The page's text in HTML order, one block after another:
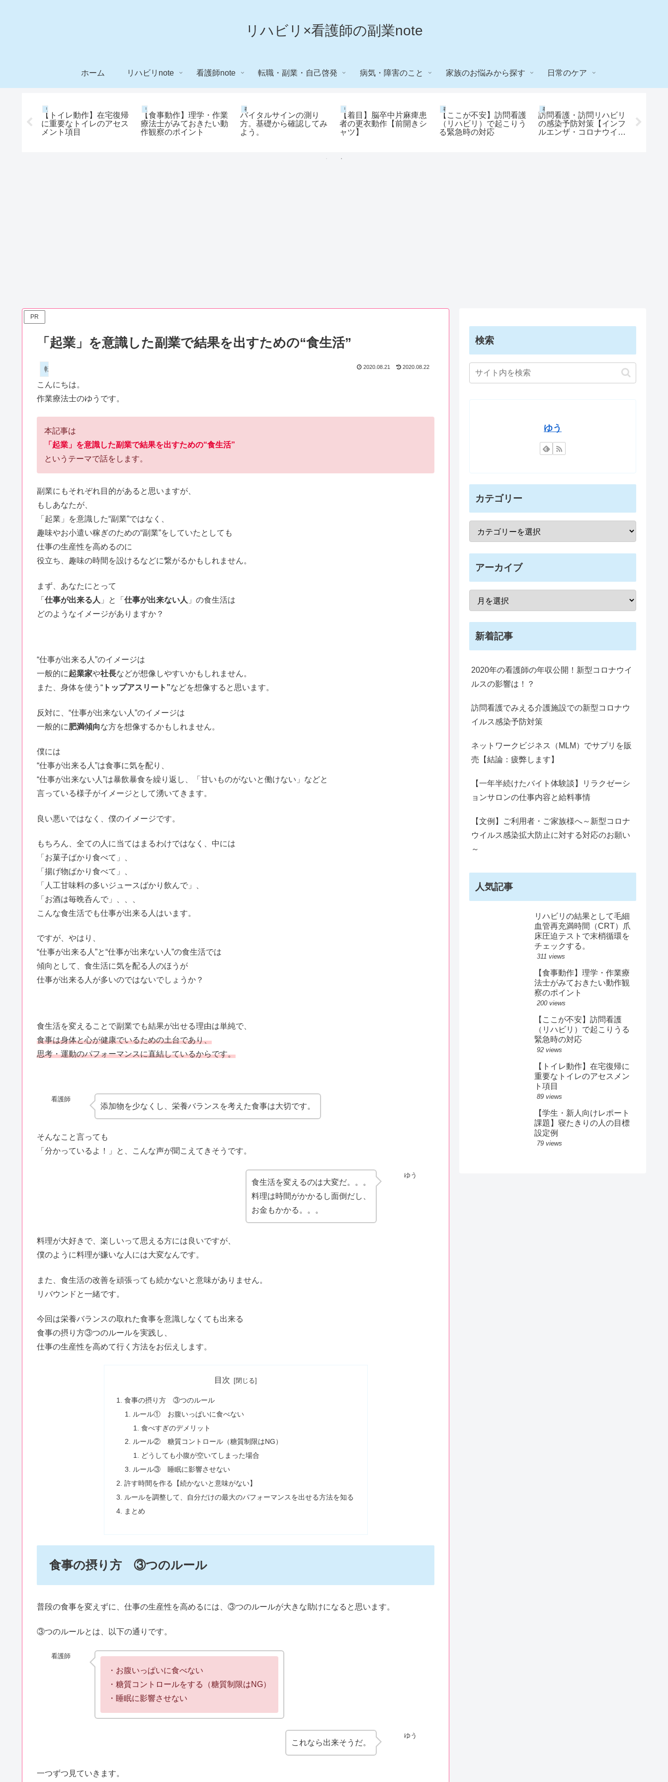
リハビリ×看護師の副業note
ホーム リハビリnote 看護師note 転職・副業・自己啓発 病気・障害のこと 家族のお悩みから探す 日常のケア
リハビリnote
【トイレ動作】在宅復帰
に重要なトイレのアセス
メント項目
リハビリnote
【食事動作】理学・作業
療法士がみておきたい動
作観察のポイント
看護師note
バイタルサインの測り
方。基礎から確認してみ
よう。
リハビリnote
【着目】脳卒中片麻痺患
者の更衣動作【前開きシ
ャツ】
看護師note
【ここが不安】訪問看護
（リハビリ）で起こりう
る緊急時の対応
看護師note
訪問看護・訪問リハビリ
の感染予防対策【インフ
ルエンザ・コロナウイル
Rの結
PR
「起業」を意識した副業で結果を出すための“食生活”
転職・副業・自己啓発 2020.08.21 2020.08.22
こんにちは。
作業療法士のゆうです。
本記事は
「起業」を意識した副業で結果を出すための“食生活”
というテーマで話をします。
副業にもそれぞれ目的があると思いますが、
もしあなたが、
「起業」を意識した“副業”ではなく、
趣味やお小遣い稼ぎのための“副業”をしていたとしても
仕事の生産性を高めるのに
役立ち、趣味の時間を設けるなどに繋がるかもしれません。
まず、あなたにとって
「 仕事が出来る人 」と「 仕事が出来ない人 」の食生活は
どのようなイメージがありますか？
“仕事が出来る人”のイメージは
一般的に起業家や社長などが想像しやすいかもしれません。
また、身体を使う“ トップアスリート”などを想像すると思います。
反対に、“仕事が出来ない人”のイメージは
一般的に肥満傾向な方を想像するかもしれません。
僕には
“仕事が出来る人”は食事に気を配り、
“仕事が出来ない人”は暴飲暴食を繰り返し、「甘いものがないと働けない」などと
言っている様子がイメージとして湧いてきます。
良い悪いではなく、僕のイメージです。
もちろん、全ての人に当てはまるわけではなく、中には
「お菓子ばかり食べて」、
「揚げ物ばかり食べて」、
「人工甘味料の多いジュースばかり飲んで」、
「お酒は毎晩呑んで」、、、
こんな食生活でも仕事が出来る人はいます。
ですが、やはり、
“仕事が出来る人”と“仕事が出来ない人”の食生活では
傾向として、食生活に気を配る人のほうが
仕事が出来る人が多いのではないでしょうか？
食生活を変えることで副業でも結果が出せる理由は単純で、
食事は身体と心が健康でいるための土台であり、
思考・運動のパフォーマンスに直結しているからです。
看護師
添加物を少なくし、栄養バランスを考えた食事は大切です。
そんなこと言っても
「分かっているよ！」と、こんな声が聞こえてきそうです。
ゆう
食生活を変えるのは大変だ。。。
料理は時間がかかるし面倒だし、
お金もかかる。。。
料理が大好きで、楽しいって思える方には良いですが、
僕のように料理が嫌いな人には大変なんです。
また、食生活の改善を頑張っても続かないと意味がありません。
リバウンドと一緒です。
今回は栄養バランスの取れた食事を意識しなくても出来る
食事の摂り方③つのルールを実践し、
仕事の生産性を高めて行く方法をお伝えします。
目次
食事の摂り方 ③つのルール
ルール① お腹いっぱいに食べない
食べすぎのデメリット
ルール② 糖質コントロール（糖質制限はNG）
どうしても小腹が空いてしまった場合
ルール③ 睡眠に影響させない
許す時間を作る【続かないと意味がない】
ルールを調整して、自分だけの最大のパフォーマンスを出せる方法を知る
まとめ
食事の摂り方 ③つのルール
普段の食事を変えずに、仕事の生産性を高めるには、③つのルールが大きな助けになると思います。
③つのルールとは、以下の通りです。
看護師
・お腹いっぱいに食べない
・糖質コントロールをする（糖質制限はNG）
・睡眠に影響させない
ゆう
これなら出来そうだ。
一つずつ見ていきます。
検索
ゆう
カテゴリー
アーカイブ
新着記事
2020年の看護師の年収公開！新型コロナウイ
ルスの影響は！？
訪問看護でみえる介護施設での新型コロナウ
イルス感染予防対策
ネットワークビジネス（MLM）でサプリを販
売【結論：疲弊します】
【一年半続けたバイト体験談】リラクゼーシ
ョンサロンの仕事内容と給料事情
【文例】ご利用者・ご家族様へ～新型コロナ
ウイルス感染拡大防止に対する対応のお願い
～
人気記事
リハビリの結果として毛細
血管再充満時間（CRT）爪
床圧迫テストで末梢循環を
チェックする。
311 views
【食事動作】理学・作業療
法士がみておきたい動作観
察のポイント
200 views
【ここが不安】訪問看護
（リハビリ）で起こりうる
緊急時の対応
92 views
【トイレ動作】在宅復帰に
重要なトイレのアセスメン
ト項目
89 views
【学生・新人向けレポート
課題】寝たきりの人の目標
設定例
79 views